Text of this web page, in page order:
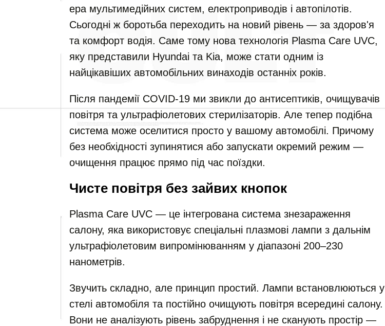
ера мультимедійних систем, електроприводів і автопілотів.
Сьогодні ж боротьба переходить на новий рівень — за здоров'я
та комфорт водія. Саме тому нова технологія Plasma Care UVC,
яку представили Hyundai та Kia, може стати одним із
найцікавіших автомобільних винаходів останніх років.
Після пандемії COVID-19 ми звикли до антисептиків, очищувачів
повітря та ультрафіолетових стерилізаторів. Але тепер подібна
система може оселитися просто у вашому автомобілі. Причому
без необхідності зупинятися або запускати окремий режим —
очищення працює прямо під час поїздки.
Чисте повітря без зайвих кнопок
Plasma Care UVC — це інтегрована система знезараження
салону, яка використовує спеціальні плазмові лампи з дальнім
ультрафіолетовим випромінюванням у діапазоні 200–230
нанометрів.
Звучить складно, але принцип простий. Лампи встановлюються у
стелі автомобіля та постійно очищують повітря всередині салону.
Вони не аналізують рівень забруднення і не сканують простір —